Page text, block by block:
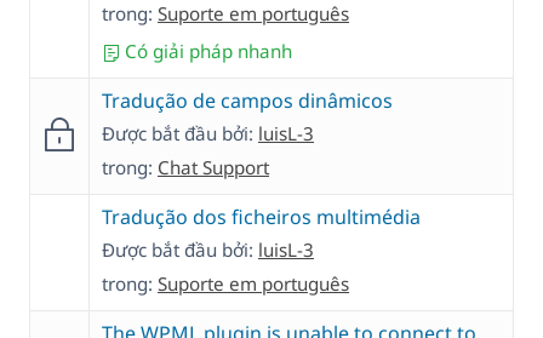
trong: Suporte em português
Có giải pháp nhanh
Tradução de campos dinâmicos
Được bắt đầu bởi: luisL-3
trong: Chat Support
Tradução dos ficheiros multimédia
Được bắt đầu bởi: luisL-3
trong: Suporte em português